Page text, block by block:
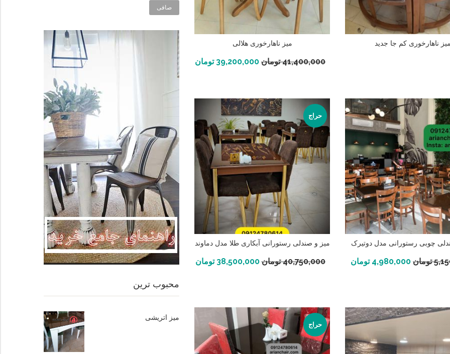
صافی
محبوب ترین
میز اتریشی
میز ناهارخوری کم جا جدید
اطلاعات بیشتر میز ناهارخوری هلالی
41,400,000 تومان 39,200,000 تومان افزودن به سبد خرید
چوبی رستورانی مدل دوتیرک
تومان 4,980,000 تومان افزودن به سبد خرید
حراج
میز و صندلی رستورانی آبکاری طلا مدل دماوند
40,750,000 تومان 38,500,000 تومان افزودن به سبد خرید
حراج